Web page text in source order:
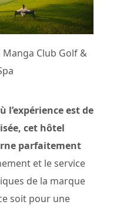
Club Golf &
l’expérience est de
cet hôtel
parfaitement
et le service
de la marque
soit pour une